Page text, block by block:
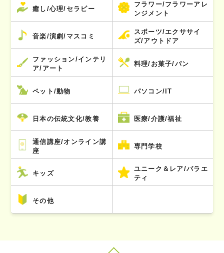
癒し/心理/セラピー
フラワー/フラワーアレ
ンジメント
音楽/演劇/マスコミ
スポーツ/エクササイ
ズ/アウトドア
ファッション/インテリ
ア/アート
料理/お菓子/パン
ペット/動物 パソコン/IT
日本の伝統文化/教養 医療/介護/福祉
通信講座/オンライン講
座
専門学校
キッズ
ユニーク＆レア/バラエ
ティ
その他